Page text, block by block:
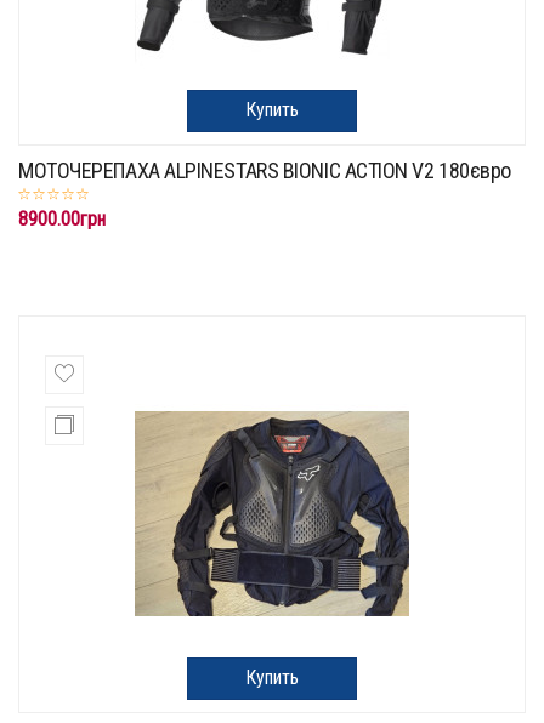
Купить
МОТОЧЕРЕПАХА ALPINESTARS BIONIC ACTION V2 180євро
8900.00грн
Купить